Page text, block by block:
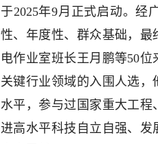
于2025年9月正式启动。经
性、年度性、群众基础，
电作业室班长王月鹏等50
关键行业领域的入围人选
水平，参与过国家重大工
进高水平科技自立自强、